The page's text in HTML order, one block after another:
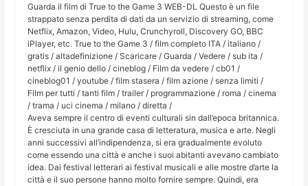
Guarda il film di True to the Game 3 WEB-DL Questo è un file
strappato senza perdita di dati da un servizio di streaming, come
Netflix, Amazon, Video, Hulu, Crunchyroll, Discovery GO, BBC
iPlayer, etc. True to the Game 3 / film completo ITA / italiano /
gratis / altadefinizione / Scaricare / Guarda / Vedere / sub ita /
netflix / il genio dello / cineblog / Film da vedere / cb01 /
cineblog01 / youtube / film stasera / film azione / senza limiti /
Film per tutti / tanti film / trailer / programmazione / roma / cinema
/ trama / uci cinema / milano / diretta /
Aveva sempre il centro di eventi culturali sin dall’epoca britannica.
È cresciuta in una grande casa di letteratura, musica e arte. Negli
anni successivi all’indipendenza, si era gradualmente evoluto
come essendo una città e anche i suoi abitanti avevano cambiato
idea. Dai festival letterari ai festival musicali e alle mostre d’arte la
città e il suo persone hanno molto fornire sempre. Quindi, era